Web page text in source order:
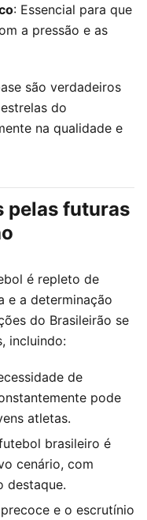
: Essencial para que
a pressão e as
são verdadeiros
do
na qualidade e
pelas futuras
é repleto de
e a determinação
do Brasileirão se
incluindo:
de
pode
atletas.
brasileiro é
cenário, com
destaque.
e o escrutínio